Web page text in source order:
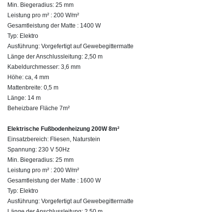
Min. Biegeradius: 25 mm
Leistung pro m² : 200 W/m²
Gesamtleistung der Matte : 1400 W
Typ: Elektro
Ausführung: Vorgefertigt auf Gewebegittermatte
Länge der Anschlussleitung: 2,50 m
Kabeldurchmesser: 3,6 mm
Höhe: ca, 4 mm
Mattenbreite: 0,5 m
Länge: 14 m
Beheizbare Fläche 7m²
Elektrische Fußbodenheizung 200W 8m²
Einsatzbereich: Fliesen, Naturstein
Spannung: 230 V 50Hz
Min. Biegeradius: 25 mm
Leistung pro m² : 200 W/m²
Gesamtleistung der Matte : 1600 W
Typ: Elektro
Ausführung: Vorgefertigt auf Gewebegittermatte